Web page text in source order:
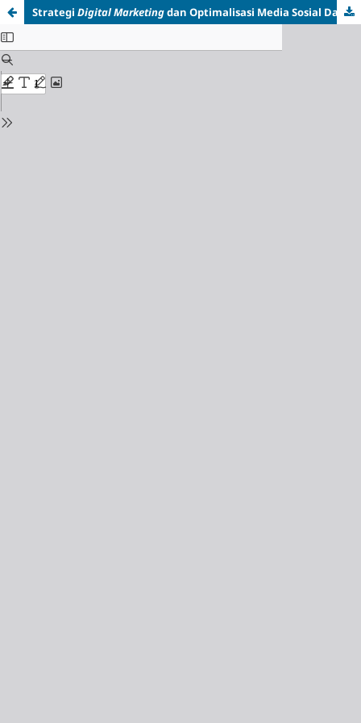
Strategi Digital Marketingdan Optimalisasi Media Sosial Dalam Peningkatan Infak, dan Sedekah Di Yayasan Jannahqu Kabupaten Bogor